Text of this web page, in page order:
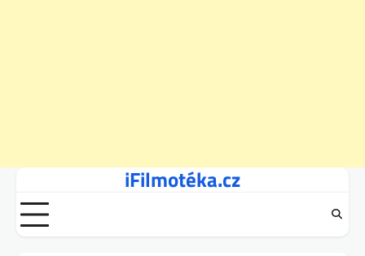
content
iFilmotéka.cz